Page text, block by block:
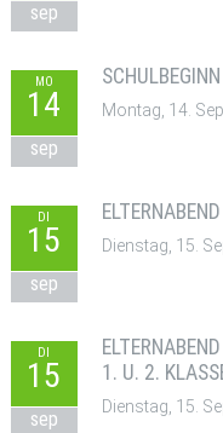
sep
MO
14
sep
SCHULBEGINN
Montag, 14.
DI
15
sep
Dienstag, 15.
DI
15
sep
1. U. 2.
Dienstag, 15.